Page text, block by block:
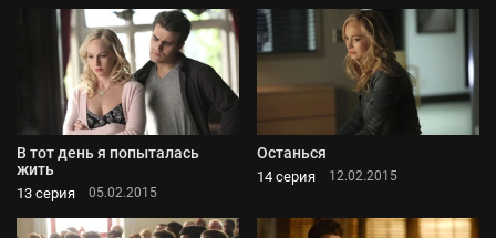
В тот день я попыталась
жить
13 серия 05.02.2015
Останься
14 серия 12.02.2015